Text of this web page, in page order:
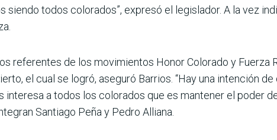
todos colorados”, expresó el legislador. A la vez
referentes de los movimientos Honor Colorado y Fuerza
el cual se logró, aseguró Barrios. “Hay una intención de
interesa a todos los colorados que es mantener el poder
Santiago Peña y Pedro Alliana.